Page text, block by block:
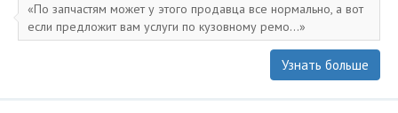
По запчастям может у этого продавца все нормально, а вот
если предложит вам услуги по кузовному ремо...
Узнать больше